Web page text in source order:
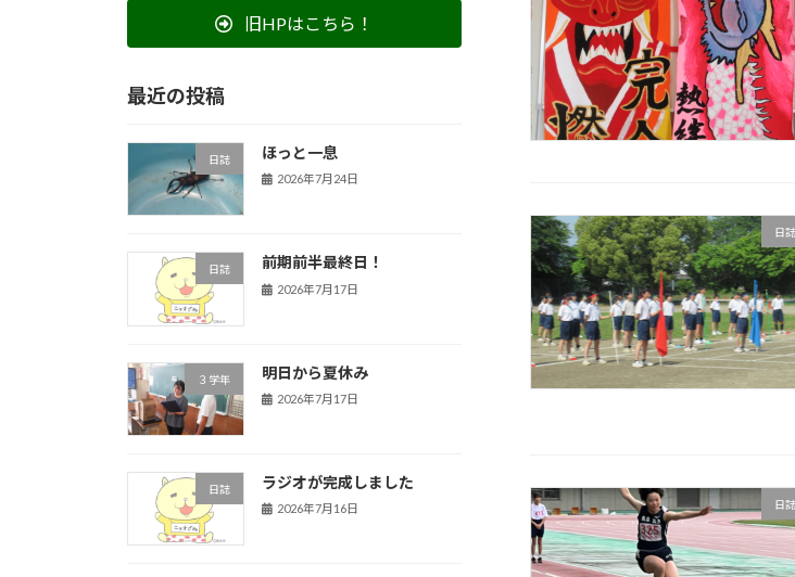
日誌
日誌
旧HPはこちら！
最近の投稿
日誌 ほっと一息
2026年7月24日
日誌 前期前半最終日！
2026年7月17日
３学年 明日から夏休み
2026年7月17日
日誌 ラジオが完成しました
2026年7月16日